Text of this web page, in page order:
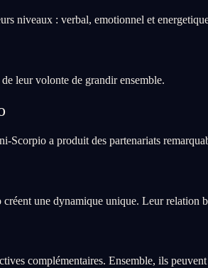
niveaux : verbal, emotionnel et
leur volonte de grandir ensemble.
Scorpio a produit des partenariats
une dynamique unique. Leur relation
complémentaires. Ensemble, ils